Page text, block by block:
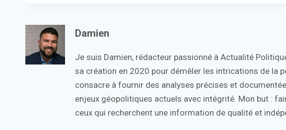
Damien
Je suis Damien, rédacteur passionné à Actualité
sa création en 2020 pour démêler les intrications de la
consacre à fournir des analyses précises et
enjeux géopolitiques actuels avec intégrité. Mon but :
ceux qui recherchent une information de qualité et